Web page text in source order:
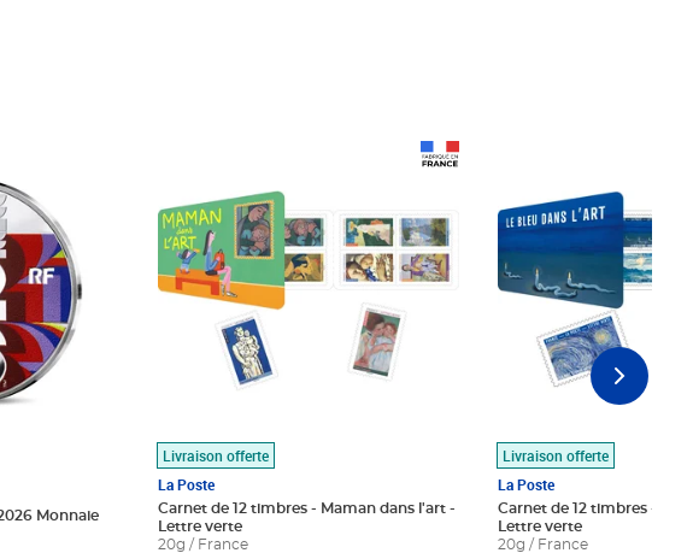
Monnaie
Livraison offerte
La Poste
Carnet de 12 timbres - Maman dans l'art -
Lettre verte
20g / France
Livraison offerte
La Poste
Carnet de 12 timbres - Le
Lettre verte
20g / France